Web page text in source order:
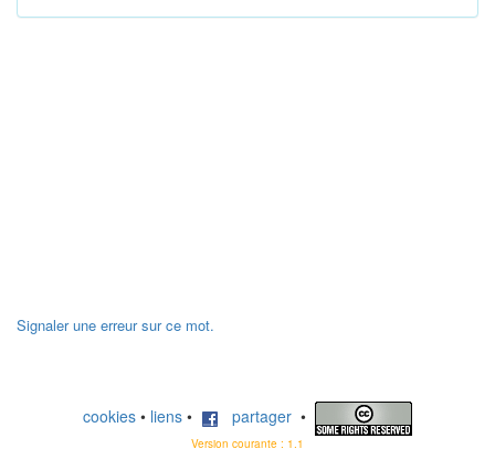
Signaler une erreur sur ce mot.
cookies • liens • partager •
Version courante : 1.1